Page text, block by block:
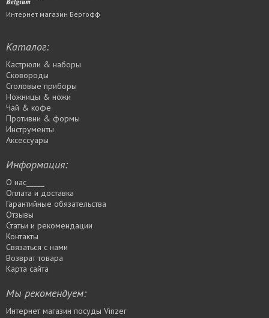
Интернет магазин Бергофф
Каталог:
Кастрюли & наборы
Сковороды
Столовые приборы
Ножницы & ножи
Чай & кофе
Противни & формы
Инструменты
Аксессуары
Информация:
О нас_____
Оплата и доставка
Гарантийные обязательства
Отзывы
Статьи и рекомендации
Контакты
Связаться с нами
Возврат товара
Карта сайта
Мы рекомендуем:
Интернет магазин посуды Vinzer